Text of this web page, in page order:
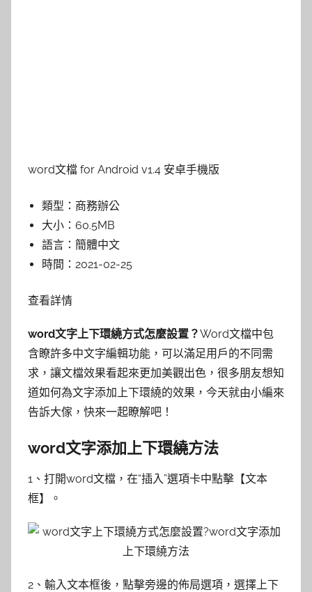
word文檔 for Android v1.4 安卓手機版
類型： 商務辦公
大小： 60.5MB
語言： 簡體中文
時間： 2021-02-25
查看詳情
word文字上下環繞方式怎麼設置？Word文檔中包
含瞭許多中文字編輯功能，可以滿足用戶的不同需
求，讓文檔效果看起來更加美觀出色，很多朋友想知
道如何為文字添加上下環繞的效果，今天就由小編來
告訴大傢，快來一起瞭解吧！
word文字添加上下環繞方法
1、打開word文檔，在“插入”選項卡中點擊【文本
框】。
2、輸入文本框後，點擊旁邊的佈局選項，選擇上下